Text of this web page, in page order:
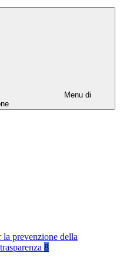
Menu di
la prevenzione della
8